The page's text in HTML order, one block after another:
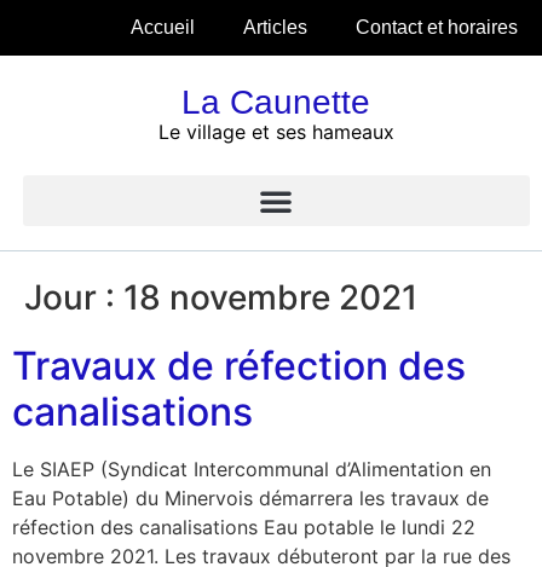
Accueil Articles Contact et horaires
La Caunette
Le village et ses hameaux
Jour : 18 novembre 2021
Travaux de réfection des
canalisations
Le SIAEP (Syndicat Intercommunal d’Alimentation en
Eau Potable) du Minervois démarrera les travaux de
réfection des canalisations Eau potable le lundi 22
novembre 2021. Les travaux débuteront par la rue des